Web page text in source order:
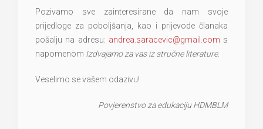
Pozivamo sve zainteresirane da nam svoje
prijedloge za poboljšanja, kao i prijevode članaka
pošalju na adresu: andrea.saracevic@gmail.com s
napomenom Izdvajamo za vas iz stručne literature.
Veselimo se vašem odazivu!
Povjerenstvo za edukaciju HDMBLM